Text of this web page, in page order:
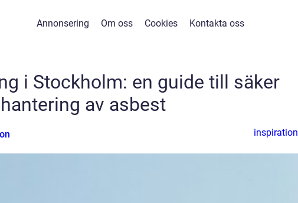
Annonsering Om oss Cookies Kontakta oss
i Stockholm: en guide till säker
hantering av asbest
inspiration